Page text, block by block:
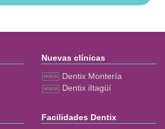
Nuevas clínicas
Dentix Montería
Dentix iItagüí
Facilidades Dentix